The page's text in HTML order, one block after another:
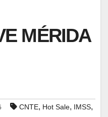
MÉRIDA
CNTE, Hot Sale, IMSS,